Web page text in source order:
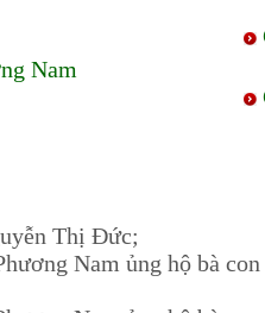
Nam
Thị Đức;
Nam ủng hộ bà